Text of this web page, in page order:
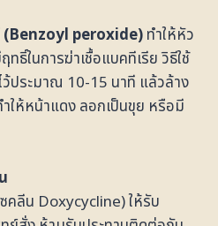
(Benzoyl peroxide)ทำให้หัว
ธิ์ในการฆ่าเชื้อแบคทีเรีย วิธีใช้
ประมาณ 10-15 นาที แล้วล้าง
ให้หน้าแดง ลอกเป็นขุย หรือมี
คลีน Doxycycline) ให้รับ